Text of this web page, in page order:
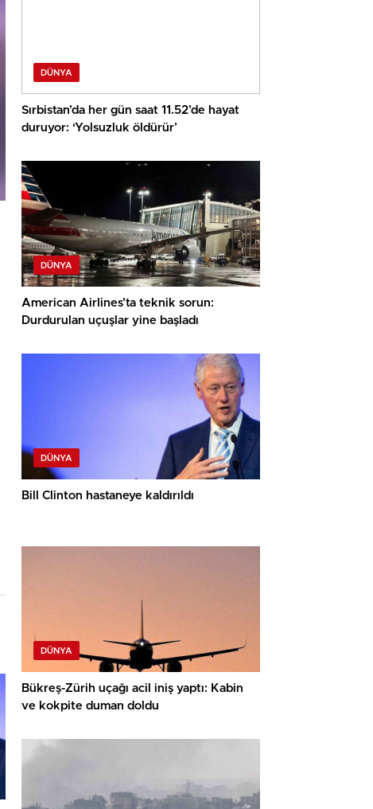
DÜNYA
Sırbistan’da her gün saat 11.52’de hayat
duruyor: ‘Yolsuzluk öldürür’
DÜNYA
American Airlines’ta teknik sorun:
Durdurulan uçuşlar yine başladı
DÜNYA
Bill Clinton hastaneye kaldırıldı
DÜNYA
Bükreş-Zürih uçağı acil iniş yaptı: Kabin
ve kokpite duman doldu